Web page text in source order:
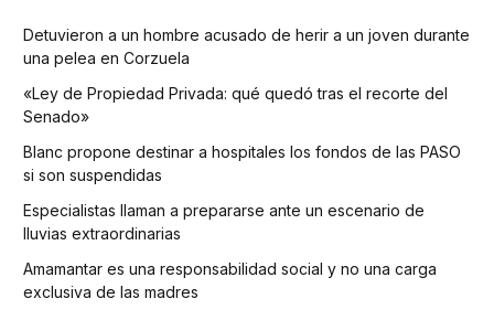
Detuvieron a un hombre acusado de herir a un joven durante
una pelea en Corzuela
«Ley de Propiedad Privada: qué quedó tras el recorte del
Senado»
Blanc propone destinar a hospitales los fondos de las PASO
si son suspendidas
Especialistas llaman a prepararse ante un escenario de
lluvias extraordinarias
Amamantar es una responsabilidad social y no una carga
exclusiva de las madres